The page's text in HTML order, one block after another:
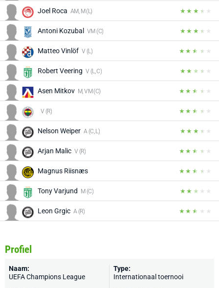
Joel Roca AM, M (L)
Antoni Kozubal VM (C)
Matteo Vinlöf V (L)
Robert Veering V (L, C)
Asen Mitkov M, VM (C)
V (R)
Nelson Weiper A (C, L)
Arjan Malic V (R)
Magnus Riisnæs
Tony Varjund M (C)
Leon Grgic A (R)
Profiel
Naam:
UEFA Champions League
Type:
Internationaal toernooi